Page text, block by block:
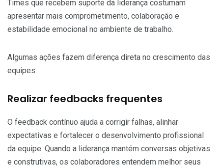
Times que recebem suporte da liderança costumam
apresentar mais comprometimento, colaboração e
estabilidade emocional no ambiente de trabalho.
Algumas ações fazem diferença direta no crescimento das
equipes:
Realizar feedbacks frequentes
O feedback contínuo ajuda a corrigir falhas, alinhar
expectativas e fortalecer o desenvolvimento profissional
da equipe. Quando a liderança mantém conversas objetivas
e construtivas, os colaboradores entendem melhor seus